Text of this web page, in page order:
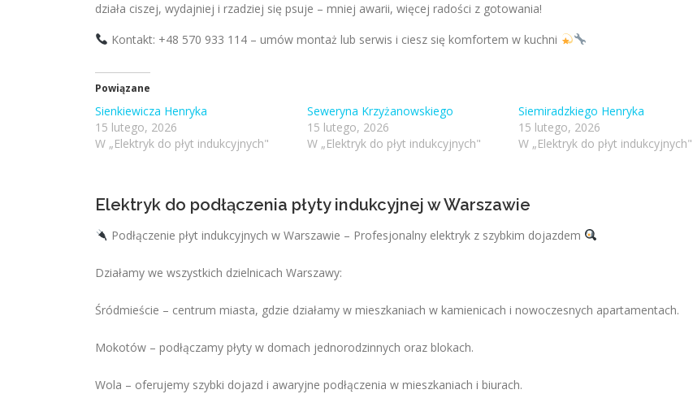
działa ciszej, wydajniej i rzadziej się psuje – mniej awarii, więcej radości z gotowania!
Kontakt: +48 570 933 114 – umów montaż lub serwis i ciesz się komfortem w kuchni
Powiązane
Sienkiewicza Henryka
15 lutego, 2026
W „Elektryk do płyt indukcyjnych"
Seweryna Krzyżanowskiego
15 lutego, 2026
W „Elektryk do płyt indukcyjnych"
Siemiradzkiego Henryka
15 lutego, 2026
W „Elektryk do płyt indukcyjnych"
Elektryk do podłączenia płyty indukcyjnej w Warszawie
Podłączenie płyt indukcyjnych w Warszawie – Profesjonalny elektryk z szybkim dojazdem
Działamy we wszystkich dzielnicach Warszawy:
Śródmieście – centrum miasta, gdzie działamy w mieszkaniach w kamienicach i nowoczesnych apartamentach.
Mokotów – podłączamy płyty w domach jednorodzinnych oraz blokach.
Wola – oferujemy szybki dojazd i awaryjne podłączenia w mieszkaniach i biurach.